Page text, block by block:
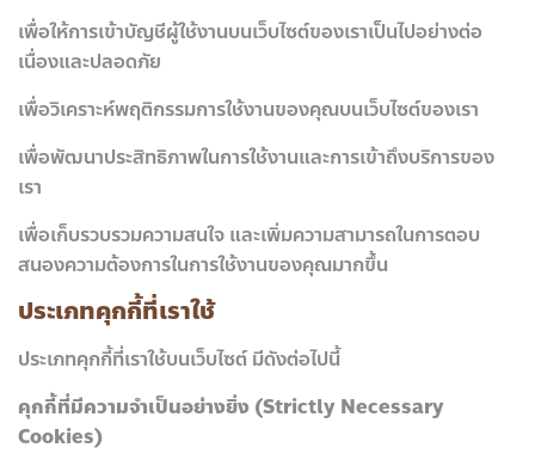
เพื่อให้การเข้าบัญชีผู้ใช้งานบนเว็บไซต์ของเราเป็นไปอย่างต่อ
เนื่องและปลอดภัย
เพื่อวิเคราะห์พฤติกรรมการใช้งานของคุณบนเว็บไซต์ของเรา
เพื่อพัฒนาประสิทธิภาพในการใช้งานและการเข้าถึงบริการของ
เรา
เพื่อเก็บรวบรวมความสนใจ และเพิ่มความสามารถในการตอบ
สนองความต้องการในการใช้งานของคุณมากขึ้น
ประเภทคุกกี้ที่เราใช้
ประเภทคุกกี้ที่เราใช้บนเว็บไซต์ มีดังต่อไปนี้
คุกกี้ที่มีความจำเป็นอย่างยิ่ง (Strictly Necessary
Cookies)